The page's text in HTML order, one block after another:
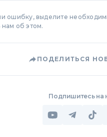
ошибку, выделите
об этом.
ПОДЕЛИТЬСЯ
Подпишитесь на